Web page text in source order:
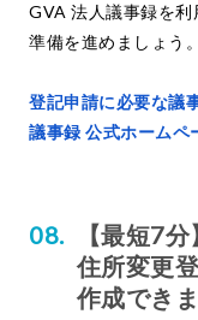
GVA 法人議事録を
準備を進めましょう。
登記申請に必要な議
議事録 公式ホームペ
【最短7
住所変更
作成でき